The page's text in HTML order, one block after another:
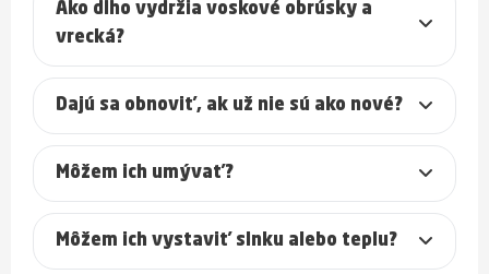
Ako dlho vydržia voskové obrúsky a
vrecká?
Dajú sa obnoviť, ak už nie sú ako nové?
Môžem ich umývať?
Môžem ich vystaviť slnku alebo teplu?